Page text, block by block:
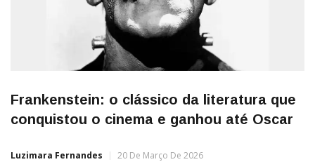
Frankenstein: o clássico da literatura que
conquistou o cinema e ganhou até Oscar
Luzimara Fernandes 20 De Março De 2026